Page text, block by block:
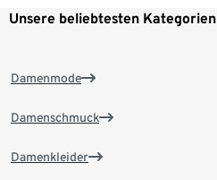
Unsere beliebtesten Kategorien
Damenmode
Damenschmuck
Damenkleider